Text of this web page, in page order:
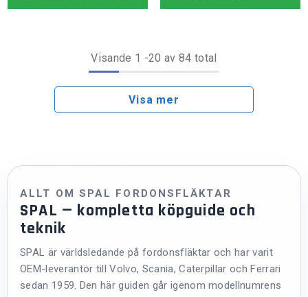
Visande 1 -20 av 84 total
Visa mer
ALLT OM SPAL FORDONSFLÄKTAR
SPAL — kompletta köpguide och
teknik
SPAL är världsledande på fordonsfläktar och har varit
OEM-leverantör till Volvo, Scania, Caterpillar och Ferrari
sedan 1959. Den här guiden går igenom modellnumrens